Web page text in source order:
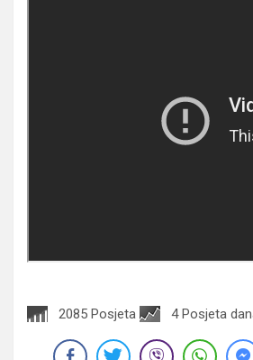
2085 Posjeta 4 Posjeta